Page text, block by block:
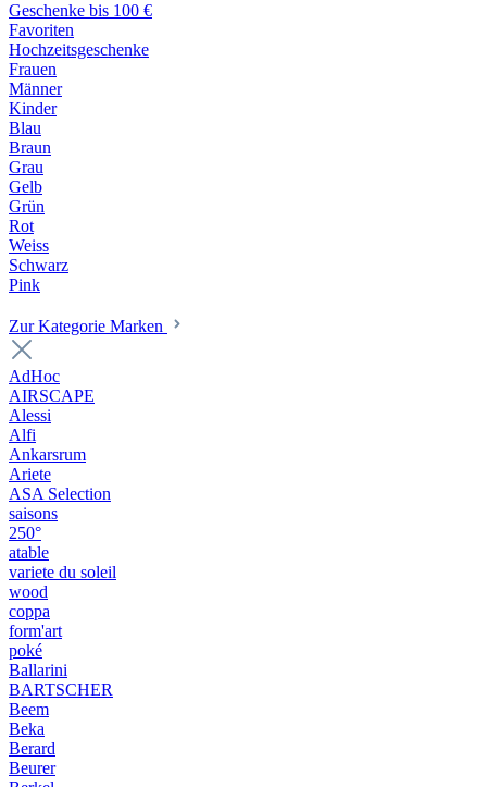
Geschenke bis 100 €
Favoriten
Hochzeitsgeschenke
Frauen
Männer
Kinder
Blau
Braun
Grau
Gelb
Grün
Rot
Weiss
Schwarz
Pink
Zur Kategorie Marken
AdHoc
AIRSCAPE
Alessi
Alfi
Ankarsrum
Ariete
ASA Selection
saisons
250°
atable
variete du soleil
wood
coppa
form'art
poké
Ballarini
BARTSCHER
Beem
Beka
Berard
Beurer